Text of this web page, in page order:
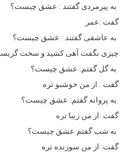
به پیرمردی گفتند : عشق چیست؟
گفت :عمر
به عاشقی گفتند : عشق چیست؟
چیزی نگفت آهی کشید و سخت
به گل گفتم: عشق چیست؟
گفت : از من خوشبو تره
به پروانه گفتم: عشق چیست؟
گفت :از من زیبا تره
به شب گفتم عشق چیست؟
گفت: از من سوزنده تره